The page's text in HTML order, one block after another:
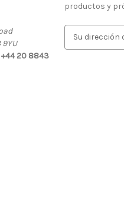
20 8843
productos y